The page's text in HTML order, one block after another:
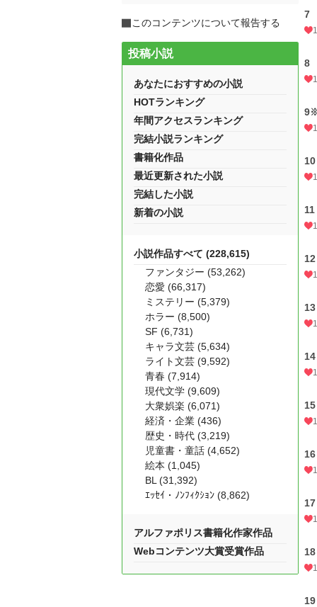
7
8
11
12
13
14
15
16
17
18
19
このコンテンツについて報告する
投稿小説
あなたにおすすめの小説
HOTランキング
年間アクセスランキング
完結小説ランキング
書籍化作品
最近更新された小説
完結した小説
新着の小説
小説作品すべて (228,615)
ファンタジー (53,262)
恋愛 (66,317)
ミステリー (5,379)
ホラー (8,500)
SF (6,731)
キャラ文芸 (5,634)
ライト文芸 (9,592)
青春 (7,914)
現代文学 (9,609)
大衆娯楽 (6,071)
経済・企業 (436)
歴史・時代 (3,219)
児童書・童話 (4,652)
絵本 (1,045)
BL (31,392)
ｴｯｾｲ・ﾉﾝﾌｨｸｼｮﾝ (8,862)
アルファポリス書籍化作家作品
Webコンテンツ大賞受賞作品